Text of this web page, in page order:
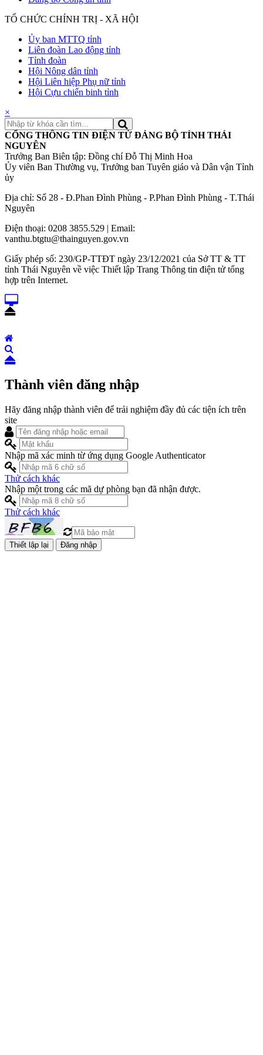
TỔ CHỨC CHÍNH TRỊ - XÃ HỘI
Ủy ban MTTQ tỉnh
Liên đoàn Lao động tỉnh
Tỉnh đoàn
Hội Nông dân tỉnh
Hội Liên hiệp Phụ nữ tỉnh
Hội Cựu chiến binh tỉnh
×
CỔNG THÔNG TIN ĐIỆN TỬ ĐẢNG BỘ TỈNH THÁI
NGUYÊN
Trưởng Ban Biên tập: Đồng chí Đỗ Thị Minh Hoa
Ủy viên Ban Thường vụ, Trưởng ban Tuyên giáo và Dân vận Tỉnh
ủy
Địa chỉ: Số 28 - Đ.Phan Đình Phùng - P.Phan Đình Phùng - T.Thái
Nguyên
Điện thoại: 0208 3855.529 | Email:
vanthu.btgtu@thainguyen.gov.vn
Giấy phép số: 230/GP-TTĐT ngày 23/12/2021 của Sở TT & TT
tỉnh Thái Nguyên về việc Thiết lập Trang Thông tin điện tử tổng
hợp trên Internet.
Thành viên đăng nhập
Hãy đăng nhập thành viên để trải nghiệm đầy đủ các tiện ích trên
site
Nhập mã xác minh từ ứng dụng Google Authenticator
Thử cách khác
Nhập một trong các mã dự phòng bạn đã nhận được.
Thử cách khác
Đăng nhập